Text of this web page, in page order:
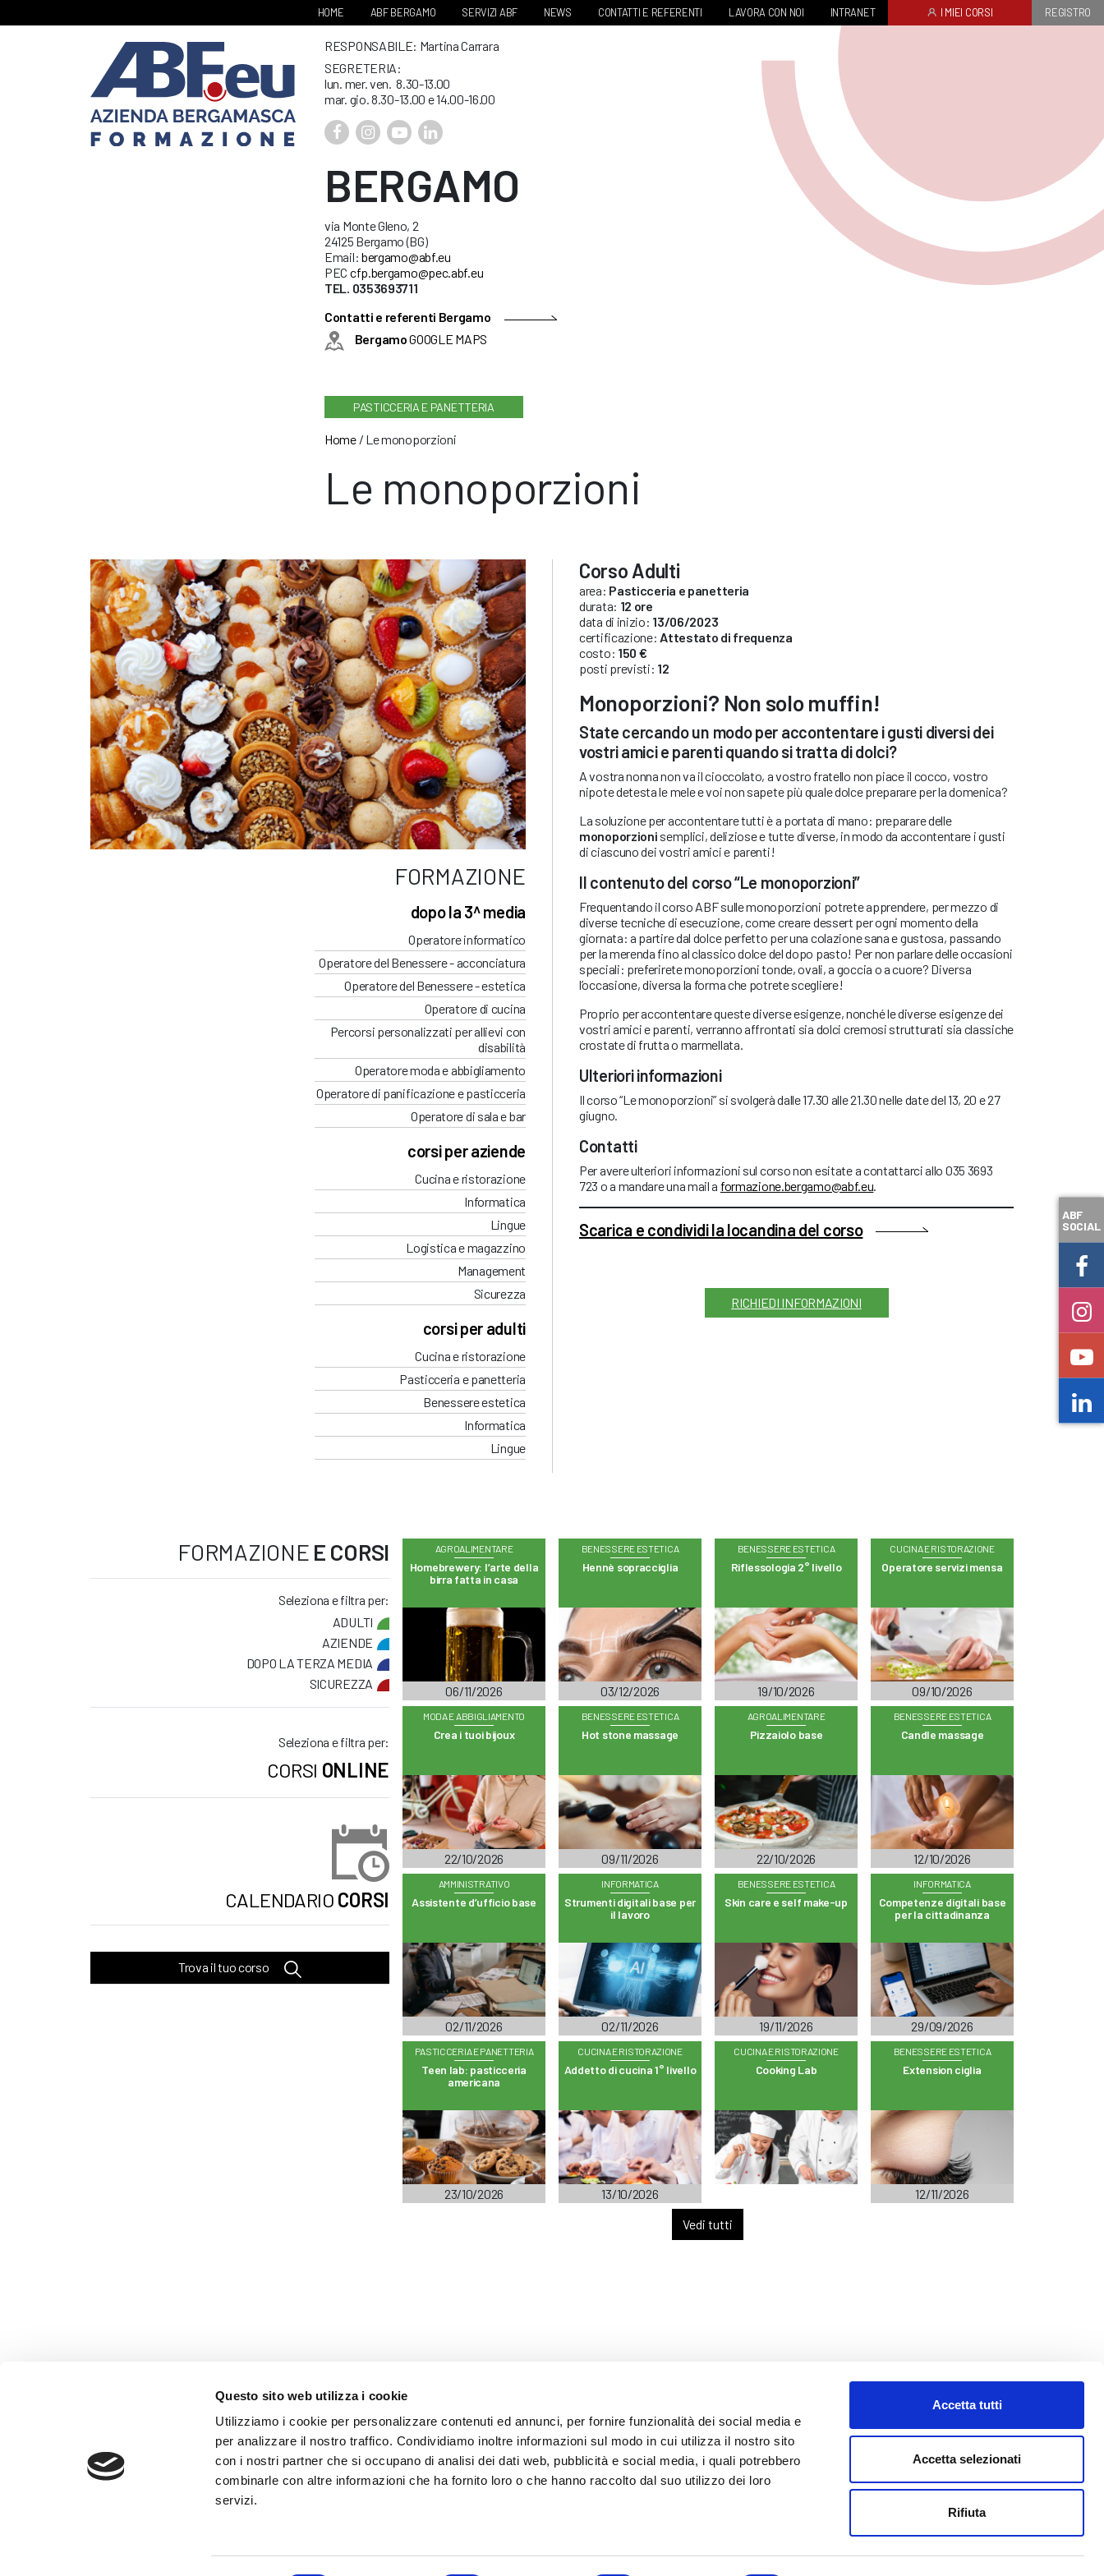
Questo sito web utilizza i cookie
Utilizziamo i cookie per personalizzare contenuti ed annunci, per fornire funzionalità dei social media e
per analizzare il nostro traffico. Condividiamo inoltre informazioni sul modo in cui utilizza il nostro sito
con i nostri partner che si occupano di analisi dei dati web, pubblicità e social media, i quali potrebbero
combinarle con altre informazioni che ha fornito loro o che hanno raccolto dal suo utilizzo dei loro
servizi.
Accetta tutti
Accetta selezionati
Rifiuta
HOME ABF BERGAMO SERVIZI ABF NEWS CONTATTI E REFERENTI LAVORA CON NOI INTRANET I MIEI CORSI REGISTRO
RESPONSABILE: Martina Carrara
SEGRETERIA:
lun. mer. ven. 8.30-13.00
mar. gio. 8.30-13.00 e 14.00-16.00
BERGAMO
via Monte Gleno, 2
24125 Bergamo (BG)
Email: bergamo@abf.eu
PEC cfp.bergamo@pec.abf.eu
TEL. 0353693711
Contatti e referenti Bergamo
BergamoGOOGLE MAPS
PASTICCERIA E PANETTERIA
Home/ Le monoporzioni
Le monoporzioni
FORMAZIONE
dopo la 3^ media
Operatore informatico
Operatore del Benessere - acconciatura
Operatore del Benessere - estetica
Operatore di cucina
Percorsi personalizzati per allievi con
disabilità
Operatore moda e abbigliamento
Operatore di panificazione e pasticceria
Operatore di sala e bar
corsi per aziende
Cucina e ristorazione
Informatica
Lingue
Logistica e magazzino
Management
Sicurezza
corsi per adulti
Cucina e ristorazione
Pasticceria e panetteria
Benessere estetica
Informatica
Lingue
Corso Adulti
area: Pasticceria e panetteria
durata: 12 ore
data di inizio: 13/06/2023
certificazione: Attestato di frequenza
costo: 150 €
posti previsti: 12
Monoporzioni? Non solo muffin!
State cercando un modo per accontentare i gusti diversi dei
vostri amici e parenti quando si tratta di dolci?
A vostra nonna non va il cioccolato, a vostro fratello non piace il cocco, vostro
nipote detesta le mele e voi non sapete più quale dolce preparare per la domenica?
La soluzione per accontentare tutti è a portata di mano: preparare delle
monoporzioni semplici, deliziose e tutte diverse, in modo da accontentare i gusti
di ciascuno dei vostri amici e parenti!
Il contenuto del corso “Le monoporzioni”
Frequentando il corso ABF sulle monoporzioni potrete apprendere, per mezzo di
diverse tecniche di esecuzione, come creare dessert per ogni momento della
giornata: a partire dal dolce perfetto per una colazione sana e gustosa, passando
per la merenda fino al classico dolce del dopo pasto! Per non parlare delle occasioni
speciali: preferirete monoporzioni tonde, ovali, a goccia o a cuore? Diversa
l’occasione, diversa la forma che potrete scegliere!
Proprio per accontentare queste diverse esigenze, nonché le diverse esigenze dei
vostri amici e parenti, verranno affrontati sia dolci cremosi strutturati sia classiche
crostate di frutta o marmellata.
Ulteriori informazioni
Il corso “Le monoporzioni” si svolgerà dalle 17.30 alle 21.30 nelle date del 13, 20 e 27
giugno.
Contatti
Per avere ulteriori informazioni sul corso non esitate a contattarci allo 035 3693
723 o a mandare una mail a formazione.bergamo@abf.eu
Scarica e condividi la locandina del corso
RICHIEDI INFORMAZIONI
FORMAZIONE E CORSI
Seleziona e filtra per:
ADULTI
AZIENDE
DOPO LA TERZA MEDIA
SICUREZZA
Seleziona e filtra per:
CORSI ONLINE
CALENDARIO CORSI
Trova il tuo corso
AGROALIMENTARE
Homebrewery: l’arte della
birra fatta in casa
06/11/2026
BENESSERE ESTETICA
Hennè sopracciglia
03/12/2026
BENESSERE ESTETICA
Riflessologia 2° livello
19/10/2026
CUCINA E RISTORAZIONE
Operatore servizi mensa
09/10/2026
MODA E ABBIGLIAMENTO
Crea i tuoi bijoux
22/10/2026
BENESSERE ESTETICA
Hot stone massage
09/11/2026
AGROALIMENTARE
Pizzaiolo base
22/10/2026
BENESSERE ESTETICA
Candle massage
12/10/2026
AMMINISTRATIVO
Assistente d’ufficio base
02/11/2026
INFORMATICA
Strumenti digitali base per
il lavoro
02/11/2026
BENESSERE ESTETICA
Skin care e self make-up
19/11/2026
INFORMATICA
Competenze digitali base
per la cittadinanza
29/09/2026
PASTICCERIA E PANETTERIA
Teen lab: pasticceria
americana
23/10/2026
CUCINA E RISTORAZIONE
Addetto di cucina 1° livello
13/10/2026
CUCINA E RISTORAZIONE
Cooking Lab
BENESSERE ESTETICA
Extension ciglia
12/11/2026
Vedi tutti
WHISTLEBLOWING
ABF Azienda Bergamasca Formazione
C.F. e P. IVA 03240540165 - Tel. (035) 3693711 - via Monte Gleno, 2 - I - 24125 Bergamo (BG) - Email: info@abf.eu
ABF
SOCIAL